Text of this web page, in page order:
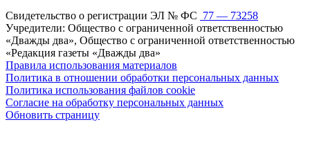
Свидетельство о регистрации ЭЛ № ФС 77 — 73258
Учредители: Общество с ограниченной ответственностью
«Дважды два», Общество с ограниченной ответственностью
«Редакция газеты «Дважды два»
Правила использования материалов
Политика в отношении обработки персональных данных
Политика использования файлов cookie
Согласие на обработку персональных данных
Обновить страницу